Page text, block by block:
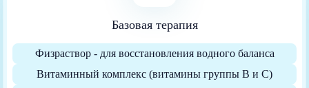
Базовая терапия
Физраствор - для восстановления водного баланса
Витаминный комплекс (витамины группы B и C)